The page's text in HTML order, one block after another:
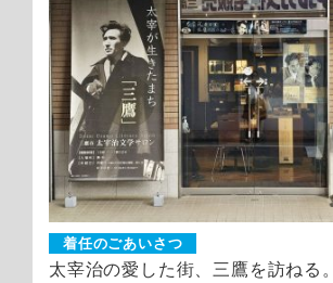
着任のごあいさつ
太宰治の愛した街、三鷹を訪ねる。